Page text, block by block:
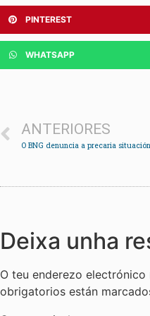
PINTEREST
WHATSAPP
ANTERIORES
Deixa unha
O teu enderezo electrónico
obrigatorios están